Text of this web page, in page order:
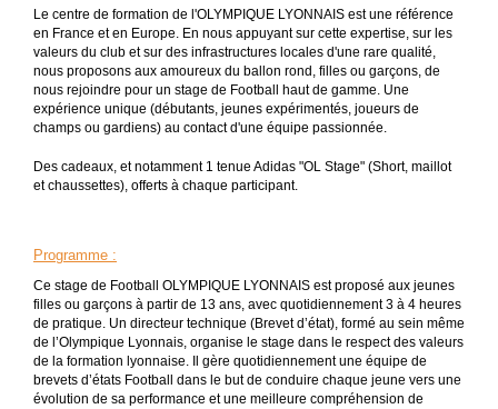
Le centre de formation de l'OLYMPIQUE LYONNAIS est une référence
en France et en Europe. En nous appuyant sur cette expertise, sur les
valeurs du club et sur des infrastructures locales d'une rare qualité,
nous proposons aux amoureux du ballon rond, filles ou garçons, de
nous rejoindre pour un stage de Football haut de gamme. Une
expérience unique (débutants, jeunes expérimentés, joueurs de
champs ou gardiens) au contact d'une équipe passionnée.
Des cadeaux, et notamment 1 tenue Adidas "OL Stage" (Short, maillot
et chaussettes), offerts à chaque participant.
Programme :
Ce stage de Football OLYMPIQUE LYONNAIS est proposé aux jeunes
filles ou garçons à partir de 13 ans, avec quotidiennement 3 à 4 heures
de pratique. Un directeur technique (Brevet d’état), formé au sein même
de l’Olympique Lyonnais, organise le stage dans le respect des valeurs
de la formation lyonnaise. Il gère quotidiennement une équipe de
brevets d’états Football dans le but de conduire chaque jeune vers une
évolution de sa performance et une meilleure compréhension de